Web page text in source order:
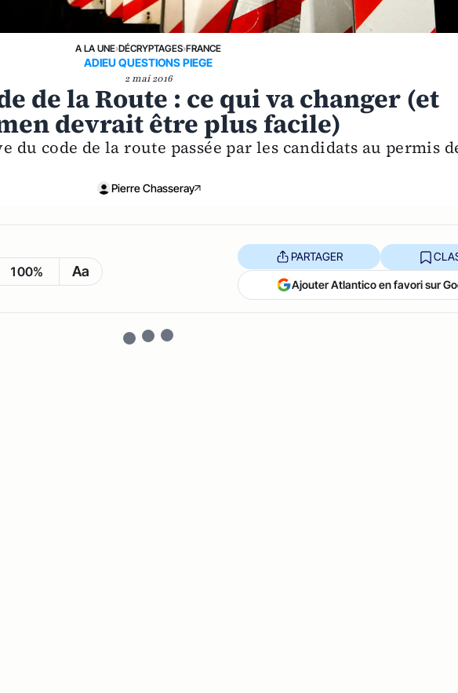
A LA UNE›DÉCRYPTAGES›FRANCE
ADIEU QUESTIONS PIEGE
2 mai 2016
de la Route : ce qui va changer (et
devrait être plus facile)
du code de la route passée par les candidats au permis
Pierre Chasseray
100% Aa
PARTAGER
Ajouter Atlantico en favori sur